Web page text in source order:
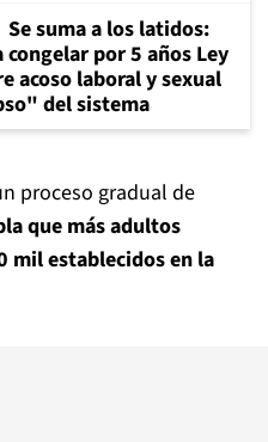
Se suma a los latidos:
congelar por 5 años Ley
acoso laboral y sexual
del sistema
proceso gradual de
que más adultos
mil establecidos en la